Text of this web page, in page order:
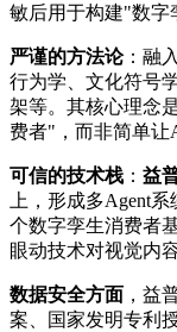
敏后用于构建"数字
严谨的方法论：融
行为学、文化符号
架等。其核心理念
费者"，而非简单让
可信的技术栈 ： 益
上，形成多Agent
个数字孪生消费者
眼动技术对视觉内
数据安全方面 ，益
案、国家发明专利